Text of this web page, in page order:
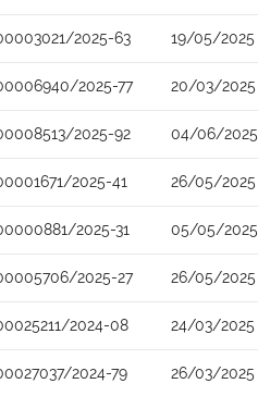
2025-63 19/05/2025
2025-77 20/03/2025
2025-92 04/06/2025
2025-41 26/05/2025
2025-31 05/05/2025
2025-27 26/05/2025
2024-08 24/03/2025
2024-79 26/03/2025